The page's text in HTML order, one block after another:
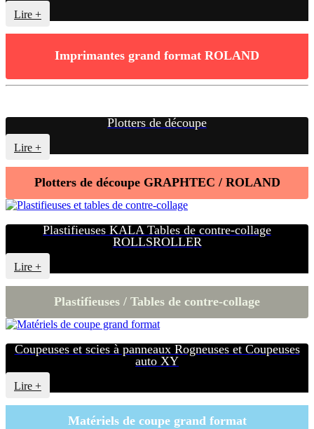
Lire +
Imprimantes grand format ROLAND
Plotters de découpe
Lire +
Plotters de découpe GRAPHTEC / ROLAND
Plastifieuses KALA Tables de contre-collage
ROLLSROLLER
Lire +
Plastifieuses / Tables de contre-collage
Coupeuses et scies à panneaux Rogneuses et Coupeuses
auto XY
Lire +
Matériels de coupe grand format